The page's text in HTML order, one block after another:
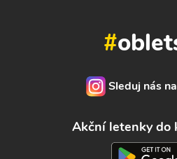
#
Sleduj nás
Akční letenky do